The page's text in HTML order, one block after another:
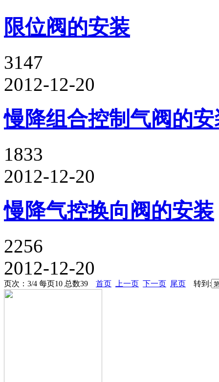
限位阀的安装
3147
2012-12-20
慢降组合控制气阀的安
1833
2012-12-20
慢降气控换向阀的安装
2256
2012-12-20
页次：3/4 每页10 总数39 首页 上一页 下一页 尾页 转到: